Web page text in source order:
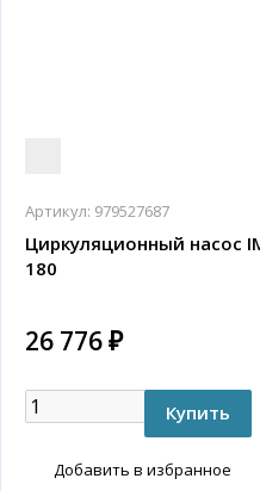
Артикул: 979527687
Циркуляционный насос
180
26 776 ₽
Добавить в избранное